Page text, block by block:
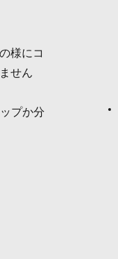
様にコ
せん
プか分